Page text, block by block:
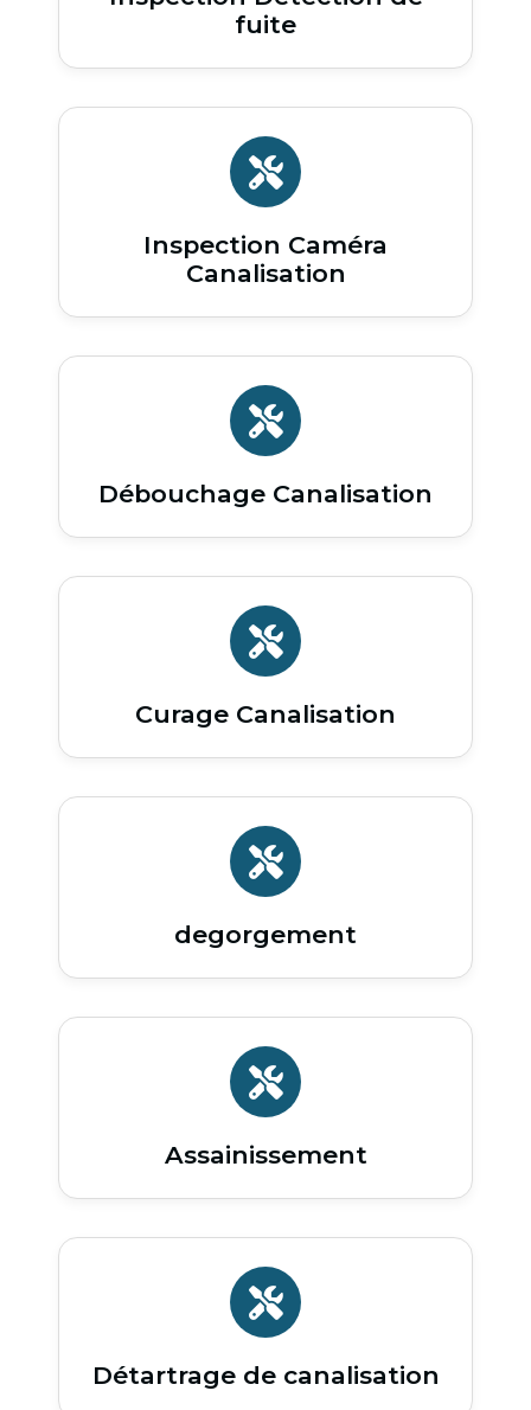
fuite
Inspection Caméra
Canalisation
Débouchage Canalisation
Curage Canalisation
degorgement
Assainissement
Détartrage de canalisation